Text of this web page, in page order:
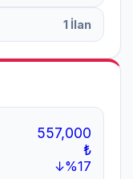
1 İlan
557,000
₺
↓%17